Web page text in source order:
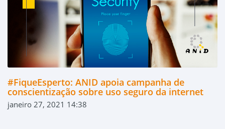
#FiqueEsperto: ANID apoia campanha de
conscientização sobre uso seguro da internet
janeiro 27, 2021 14:38